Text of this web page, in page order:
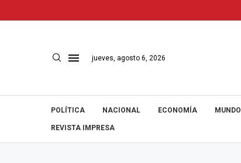
jueves, agosto 6, 2026
POLÍTICA NACIONAL ECONOMÍA MUNDO
REVISTA IMPRESA